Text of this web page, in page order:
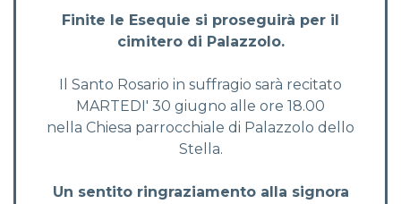
Finite le Esequie si proseguirà per il
cimitero di Palazzolo.
Il Santo Rosario in suffragio sarà recitato
MARTEDI' 30 giugno alle ore 18.00
nella Chiesa parrocchiale di Palazzolo dello
Stella.
Un sentito ringraziamento alla signora